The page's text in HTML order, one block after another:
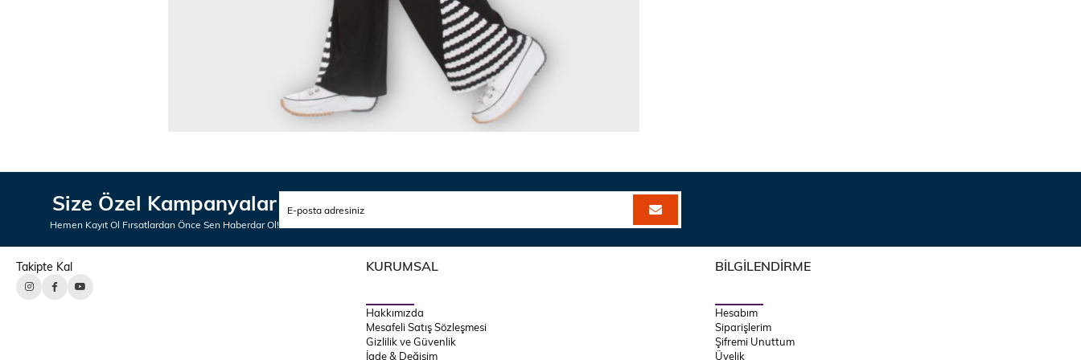
Size Özel Kampanyalar
Hemen Kayıt Ol Fırsatlardan Önce Sen Haberdar Ol!
Takipte Kal KURUMSAL
Hakkımızda
Mesafeli Satış Sözleşmesi
Gizlilik ve Güvenlik
İade & Değişim
BİLGİLENDİRME
Hesabım
Siparişlerim
Şifremi Unuttum
Üyelik